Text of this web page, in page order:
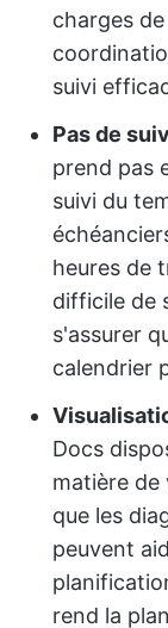
charges
suivi
Pas de
prend pas
suivi du
heures de
difficile de
s'assurer
calendrier
Docs
matière de
que les
peuvent
rend la